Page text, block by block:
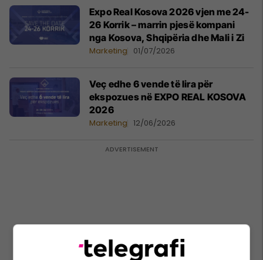
Expo Real Kosova 2026 vjen me 24-
26 Korrik – marrin pjesë kompani
nga Kosova, Shqipëria dhe Mali i Zi
Marketing 01/07/2026
Veç edhe 6 vende të lira për
ekspozues në EXPO REAL KOSOVA
2026
Marketing 12/06/2026